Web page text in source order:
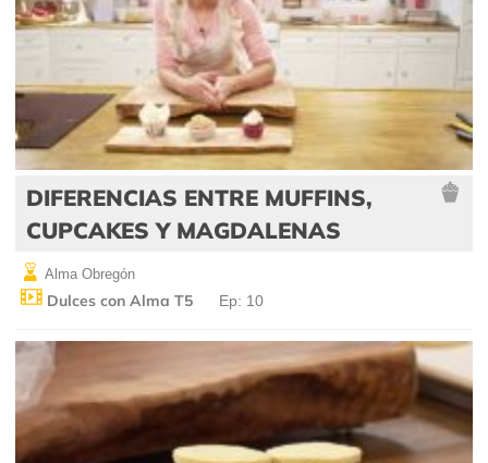
DIFERENCIAS ENTRE MUFFINS,
CUPCAKES Y MAGDALENAS
Alma Obregón
Dulces con Alma T5 Ep: 10